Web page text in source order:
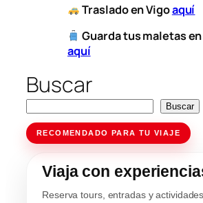
​Traslado en Vigoaquí
Guarda tus maletas
aquí
Buscar
Buscar
RECOMENDADO PARA TU VIAJE
Viaja con
Reserva tours, entradas y